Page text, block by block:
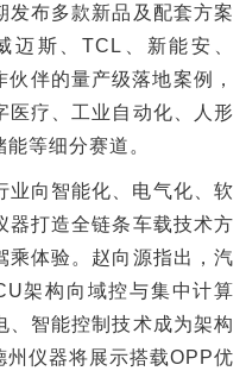
发布多款新品及配套方案
迈斯、TCL、新能安、
伴的量产级落地案例，
医疗、工业自动化、人形
等细分赛道。
业向智能化、电气化、软
器打造全链条车载技术方
乘体验。赵向源指出，汽
架构向域控与集中计算
、智能控制技术成为架构
州仪器将展示搭载OPP优